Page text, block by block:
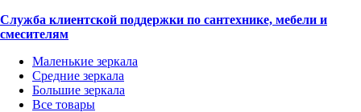
Служба клиентской поддержки по сантехнике, мебели и
смесителям
Маленькие зеркала
Средние зеркала
Большие зеркала
Все товары